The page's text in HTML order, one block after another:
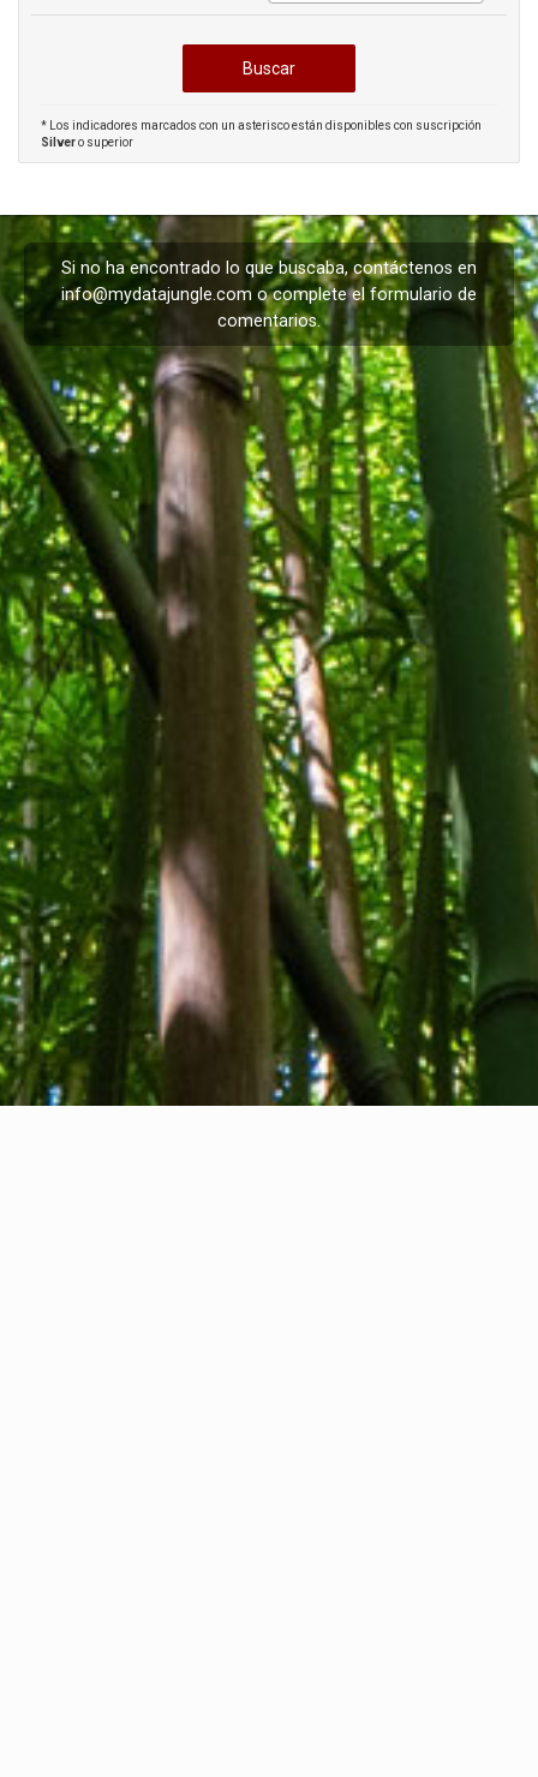
* Los indicadores marcados con un asterisco están disponibles con suscripción
Silvero superior
Si no ha encontrado lo que buscaba, contáctenos en
info@mydatajungle.com o complete el formulario de
comentarios.